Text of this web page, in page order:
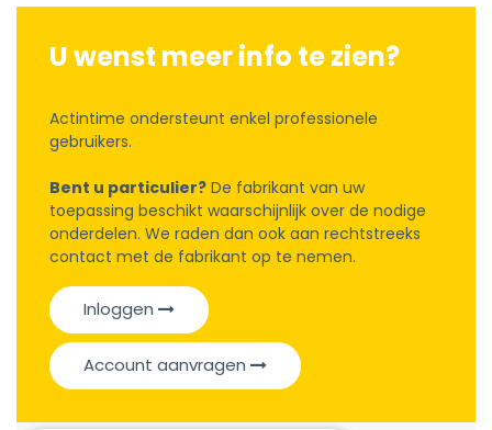
U wenst meer info te zien?
Actintime ondersteunt enkel professionele
gebruikers.
Bent u particulier? De fabrikant van uw
toepassing beschikt waarschijnlijk over de nodige
onderdelen. We raden dan ook aan rechtstreeks
contact met de fabrikant op te nemen.
Inloggen
Account aanvragen